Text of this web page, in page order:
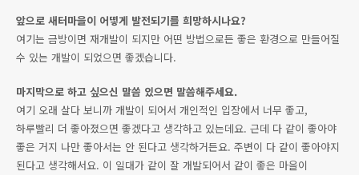
앞으로 새터마을이 어떻게 발전되기를 희망하시나요?
여기는 금방이면 재개발이 되지만 어떤 방법으로든 좋은 환경으로 만들어질
수 있는 개발이 되었으면 좋겠습니다.
마지막으로 하고 싶으신 말씀 있으면 말씀해주세요.
여기 오래 살다 보니까 개발이 되어서 개인적인 입장에서 너무 좋고,
하루빨리 더 좋아졌으면 좋겠다고 생각하고 있는데요. 근데 다 같이 좋아야
좋은 거지 나만 좋아서는 안 된다고 생각하거든요. 주변이 다 같이 좋아야지
된다고 생각해서요. 이 일대가 같이 잘 개발되어서 같이 좋은 마을이